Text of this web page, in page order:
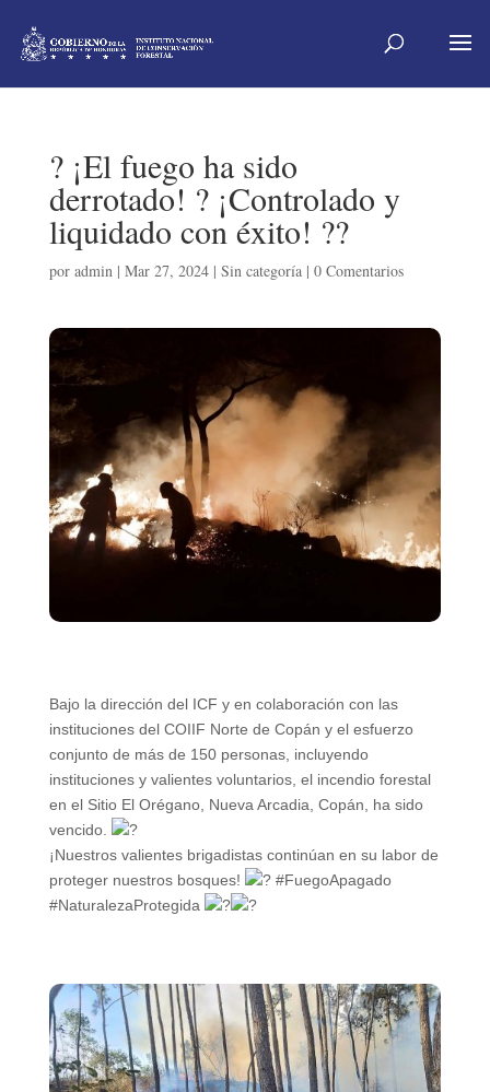
? ¡El fuego ha sido
derrotado! ? ¡Controlado y
liquidado con éxito! ??
por admin| Mar 27, 2024| Sin categoría| 0 Comentarios
Bajo la dirección del ICF y en colaboración con las
instituciones del COIIF Norte de Copán y el esfuerzo
conjunto de más de 150 personas, incluyendo
instituciones y valientes voluntarios, el incendio forestal
en el Sitio El Orégano, Nueva Arcadia, Copán , ha sido
vencido.
¡Nuestros valientes brigadistas continúan en su labor de
proteger nuestros bosques!
#FuegoApagado
#NaturalezaProtegida